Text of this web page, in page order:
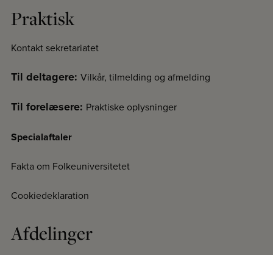
Praktisk
Kontakt sekretariatet
Til deltagere: Vilkår, tilmelding og afmelding
Til forelæsere: Praktiske oplysninger
Specialaftaler
Fakta om Folkeuniversitetet
Cookiedeklaration
Afdelinger